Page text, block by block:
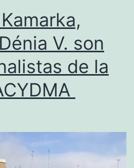
con
V. son
de la